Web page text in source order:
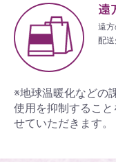
遠
遠
配
※地球温暖化などの
使用を抑制するこ
せていただきます。